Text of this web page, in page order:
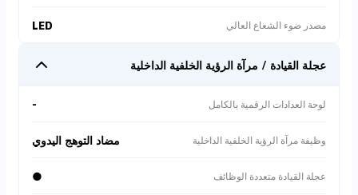
**🤖 تقرير تشخيص مخاطر السوق بالذكاء الاصطناعي**: بعد
أنه على الرغم من وجود سيارات بأسعار منخفضة تصل إلى
مخاطر خطيرة: بعض هذه السيارات ذات الأسعار المنخفضة
تندرج تحت فئة **مخاطر المواصفات: ليست بمواصفات خليجية
مصدر ضوء الشعاع العالي LED
عجلة القيادة / مرآة الرؤية الخلفية الداخلية
لوحة العدادات الرقمية بالكامل -
وظيفة مرآة الرؤية الخلفية الداخلية مضاد التوهج اليدوي
عجلة القيادة متعددة الوظائف ●